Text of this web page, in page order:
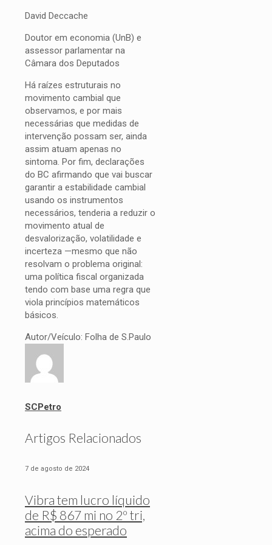
David Deccache
Doutor em economia (UnB) e
assessor parlamentar na
Câmara dos Deputados
Há raízes estruturais no
movimento cambial que
observamos, e por mais
necessárias que medidas de
intervenção possam ser, ainda
assim atuam apenas no
sintoma. Por fim, declarações
do BC afirmando que vai buscar
garantir a estabilidade cambial
usando os instrumentos
necessários, tenderia a reduzir o
movimento atual de
desvalorização, volatilidade e
incerteza —mesmo que não
resolvam o problema original:
uma política fiscal organizada
tendo com base uma regra que
viola princípios matemáticos
básicos.
Autor/Veículo: Folha de S.Paulo
SCPetro
Artigos Relacionados
7 de agosto de 2024
Vibra tem lucro líquido
de R$ 867 mi no 2º tri,
acima do esperado